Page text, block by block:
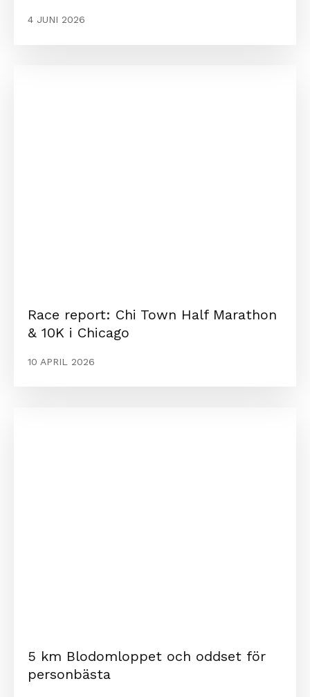
4 JUNI 2026
Race report: Chi Town Half Marathon
& 10K i Chicago
10 APRIL 2026
5 km Blodomloppet och oddset för
personbästa